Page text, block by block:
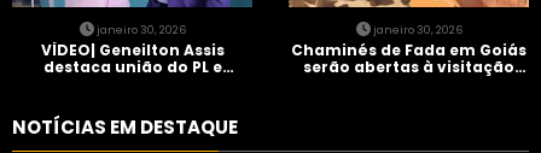
janeiro 30, 2026
VÍDEO| Geneilton Assis
destaca união do PL e
janeiro 30, 2026
Chaminés de Fada em Goiás
serão abertas à visitação
NOTÍCIAS EM DESTAQUE